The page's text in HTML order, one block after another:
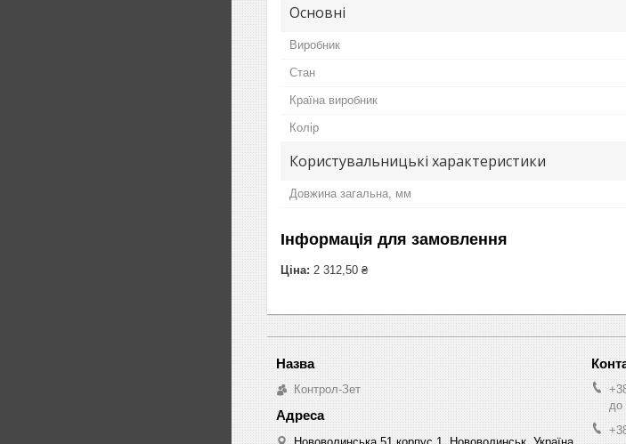
Основні
Виробник
Стан
Країна виробник
Колір
Користувальницькі характеристики
Довжина загальна, мм
Інформація для замовлення
Ціна: 2 312,50 ₴
Контрол-Зет
до